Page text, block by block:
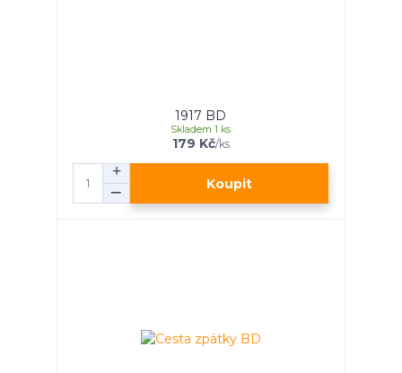
1917 BD
179 Kč/ks
Skladem 1 ks
Koupit